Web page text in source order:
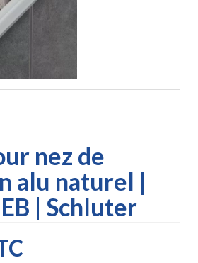
nez de
alu naturel |
| Schluter